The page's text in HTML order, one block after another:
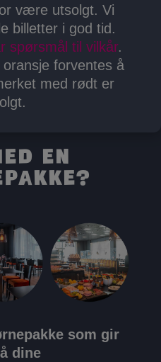
være utsolgt. Vi
billetter i god tid.
spørsmål til vilkår.
forventes å
med rødt er
en
som gir
dine